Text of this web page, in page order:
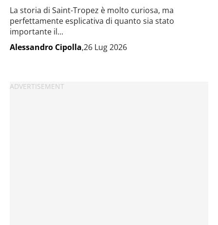
La storia di Saint-Tropez è molto curiosa, ma
perfettamente esplicativa di quanto sia stato
importante il...
Alessandro Cipolla,26 Lug 2026